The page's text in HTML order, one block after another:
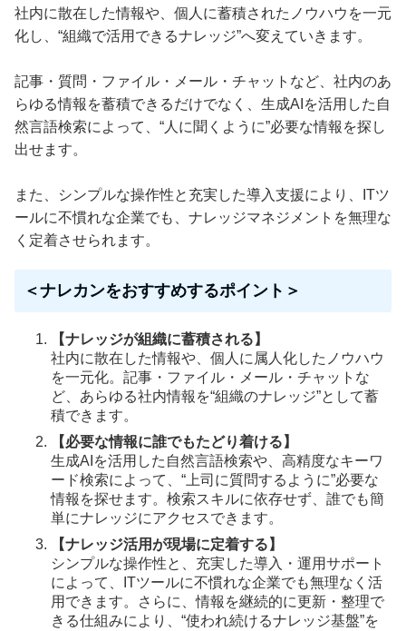
社内に散在した情報や、個人に蓄積されたノウハウを一元
化し、“組織で活用できるナレッジ”へ変えていきます。
記事・質問・ファイル・メール・チャットなど、社内のあ
らゆる情報を蓄積できるだけでなく、生成AIを活用した自
然言語検索によって、“人に聞くように”必要な情報を探し
出せます。
また、シンプルな操作性と充実した導入支援により、ITツ
ールに不慣れな企業でも、ナレッジマネジメントを無理な
く定着させられます。
＜ナレカンをおすすめするポイント＞
【ナレッジが組織に蓄積される】
社内に散在した情報や、個人に属人化したノウハウ
を一元化。記事・ファイル・メール・チャットな
ど、あらゆる社内情報を“組織のナレッジ”として蓄
積できます。
【必要な情報に誰でもたどり着ける】
生成AIを活用した自然言語検索や、高精度なキーワ
ード検索によって、“上司に質問するように”必要な
情報を探せます。検索スキルに依存せず、誰でも簡
単にナレッジにアクセスできます。
【ナレッジ活用が現場に定着する】
シンプルな操作性と、充実した導入・運用サポート
によって、ITツールに不慣れな企業でも無理なく活
用できます。さらに、情報を継続的に更新・整理で
きる仕組みにより、“使われ続けるナレッジ基盤”を